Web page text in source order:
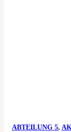
ABTEILUNG 5,